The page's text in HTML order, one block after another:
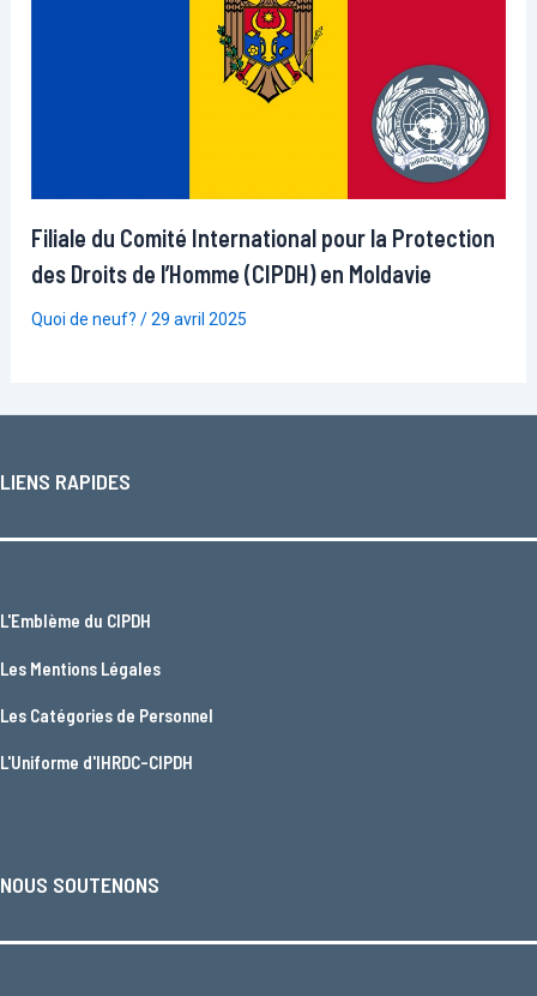
Filiale du Comité International pour la Protection
des Droits de l’Homme (CIPDH) en Moldavie
Quoi de neuf? /29 avril 2025
LIENS RAPIDES
L'Emblème du CIPDH
Les Mentions Légales
Les Catégories de Personnel
L'Uniforme d'IHRDC-CIPDH
NOUS SOUTENONS